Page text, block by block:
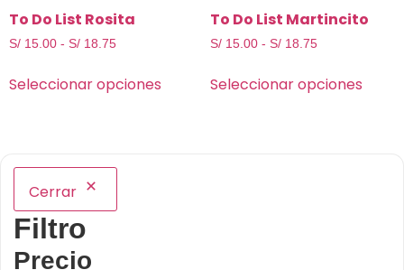
To Do List Rosita
S/ 15.00 - S/ 18.75
Seleccionar opciones
To Do List Martincito
S/15.00 - S/18.75
Seleccionar opciones
Cerrar
Filtro
Precio